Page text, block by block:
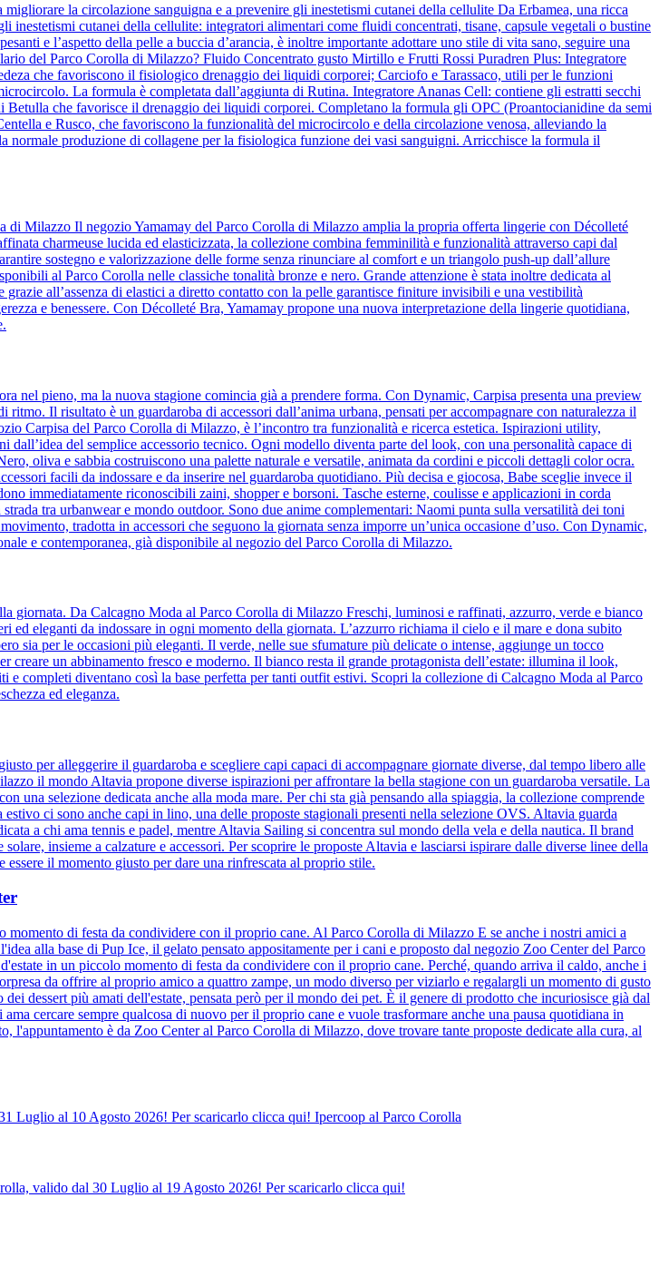
la circolazione sanguigna e a prevenire gli inestetismi cutanei della cellulite Da Erbamea, una ricca
cutanei della cellulite: integratori alimentari come fluidi concentrati, tisane, capsule vegetali o bustine
e l’aspetto della pelle a buccia d’arancia, è inoltre importante adottare uno stile di vita sano, seguire una
del Parco Corolla di Milazzo? Fluido Concentrato gusto Mirtillo e Frutti Rossi Puradren Plus: Integratore
che favoriscono il fisiologico drenaggio dei liquidi corporei; Carciofo e Tarassaco, utili per le funzioni
La formula è completata dall’aggiunta di Rutina. Integratore Ananas Cell: contiene gli estratti secchi
che favorisce il drenaggio dei liquidi corporei. Completano la formula gli OPC (Proantocianidine da semi
e Rusco, che favoriscono la funzionalità del microcircolo e della circolazione venosa, alleviando la
normale produzione di collagene per la fisiologica funzione dei vasi sanguigni. Arricchisce la formula il
Milazzo Il negozio Yamamay del Parco Corolla di Milazzo amplia la propria offerta lingerie con Décolleté
charmeuse lucida ed elasticizzata, la collezione combina femminilità e funzionalità attraverso capi dal
sostegno e valorizzazione delle forme senza rinunciare al comfort e un triangolo push-up dall’allure
al Parco Corolla nelle classiche tonalità bronze e nero. Grande attenzione è stata inoltre dedicata al
all’assenza di elastici a diretto contatto con la pelle garantisce finiture invisibili e una vestibilità
e benessere. Con Décolleté Bra, Yamamay propone una nuova interpretazione della lingerie quotidiana,
nel pieno, ma la nuova stagione comincia già a prendere forma. Con Dynamic, Carpisa presenta una preview
Il risultato è un guardaroba di accessori dall’anima urbana, pensati per accompagnare con naturalezza il
Carpisa del Parco Corolla di Milazzo, è l’incontro tra funzionalità e ricerca estetica. Ispirazioni utility,
del semplice accessorio tecnico. Ogni modello diventa parte del look, con una personalità capace di
oliva e sabbia costruiscono una palette naturale e versatile, animata da cordini e piccoli dettagli color ocra.
facili da indossare e da inserire nel guardaroba quotidiano. Più decisa e giocosa, Babe sceglie invece il
immediatamente riconoscibili zaini, shopper e borsoni. Tasche esterne, coulisse e applicazioni in corda
tra urbanwear e mondo outdoor. Sono due anime complementari: Naomi punta sulla versatilità dei toni
tradotta in accessori che seguono la giornata senza imporre un’unica occasione d’uso. Con Dynamic,
e contemporanea, già disponibile al negozio del Parco Corolla di Milazzo.
giornata. Da Calcagno Moda al Parco Corolla di Milazzo Freschi, luminosi e raffinati, azzurro, verde e bianco
eleganti da indossare in ogni momento della giornata. L’azzurro richiama il cielo e il mare e dona subito
sia per le occasioni più eleganti. Il verde, nelle sue sfumature più delicate o intense, aggiunge un tocco
creare un abbinamento fresco e moderno. Il bianco resta il grande protagonista dell’estate: illumina il look,
completi diventano così la base perfetta per tanti outfit estivi. Scopri la collezione di Calcagno Moda al Parco
ed eleganza.
per alleggerire il guardaroba e scegliere capi capaci di accompagnare giornate diverse, dal tempo libero alle
il mondo Altavia propone diverse ispirazioni per affrontare la bella stagione con un guardaroba versatile. La
una selezione dedicata anche alla moda mare. Per chi sta già pensando alla spiaggia, la collezione comprende
ci sono anche capi in lino, una delle proposte stagionali presenti nella selezione OVS. Altavia guarda
a chi ama tennis e padel, mentre Altavia Sailing si concentra sul mondo della vela e della nautica. Il brand
insieme a calzature e accessori. Per scoprire le proposte Altavia e lasciarsi ispirare dalle diverse linee della
il momento giusto per dare una rinfrescata al proprio stile.
di festa da condividere con il proprio cane. Al Parco Corolla di Milazzo E se anche i nostri amici a
alla base di Pup Ice, il gelato pensato appositamente per i cani e proposto dal negozio Zoo Center del Parco
in un piccolo momento di festa da condividere con il proprio cane. Perché, quando arriva il caldo, anche i
da offrire al proprio amico a quattro zampe, un modo diverso per viziarlo e regalargli un momento di gusto
dessert più amati dell'estate, pensata però per il mondo dei pet. È il genere di prodotto che incuriosisce già dal
cercare sempre qualcosa di nuovo per il proprio cane e vuole trasformare anche una pausa quotidiana in
l'appuntamento è da Zoo Center al Parco Corolla di Milazzo, dove trovare tante proposte dedicate alla cura, al
Luglio al 10 Agosto 2026! Per scaricarlo clicca qui! Ipercoop al Parco Corolla
valido dal 30 Luglio al 19 Agosto 2026! Per scaricarlo clicca qui!